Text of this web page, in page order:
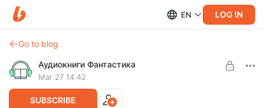
EN LOG IN
Go to blog
Аудиокниги Фантастика
Mar 27 14:42
SUBSCRIBE